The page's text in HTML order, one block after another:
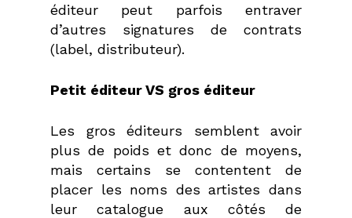
éditeur peut parfois entraver
d’autres signatures de contrats
(label, distributeur).
Petit éditeur VS gros éditeur
Les gros éditeurs semblent avoir
plus de poids et donc de moyens,
mais certains se contentent de
placer les noms des artistes dans
leur catalogue aux côtés de